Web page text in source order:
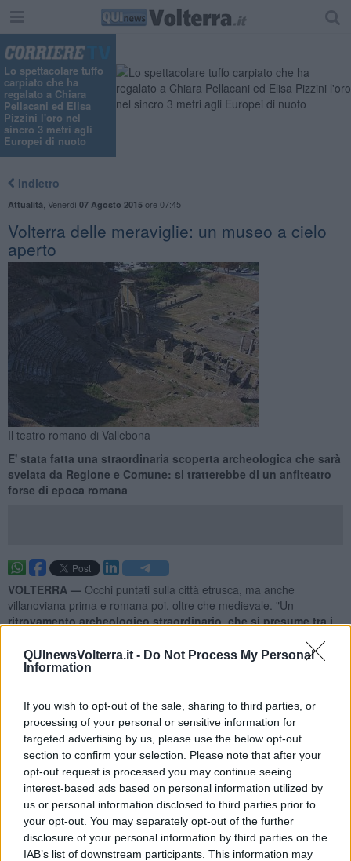
QUInewsVolterra.it - Do Not Process My Personal
Information
If you wish to opt-out of the sale, sharing to third parties, or
processing of your personal or sensitive information for
targeted advertising by us, please use the below opt-out
section to confirm your selection. Please note that after your
opt-out request is processed you may continue seeing
interest-based ads based on personal information utilized by
us or personal information disclosed to third parties prior to
your opt-out. You may separately opt-out of the further
disclosure of your personal information by third parties on the
IAB’s list of downstream participants. This information may
Lo spettacolare tuffo
carpiato che ha
regalato a Chiara
Pellacani ed Elisa
Pizzini l'oro nel
sincro 3 metri agli
Europei di nuoto
Indietro
Attualità Venerdì 07 Agosto 2015ore 07:45
Volterra delle meraviglie: un museo a cielo
aperto
Il teatro romano di Vallebona
E' stata fatta una straordinaria scoperta archeologica che sarà
svelata da Regione e Comune: si tratterebbe di un anfiteatro
forse di epoca romana
VOLTERRA — Occhi puntati sulla città etrusca, ma anche
villanoviana prima e romana poi, oltre che medievale. "Un
ritrovamento archeologico straordinario, che si presume tra i
L'annuncio arriva da Comune e Regione che convocano per oggi, 7
agosto, a Firenze una conferenza stampa per illustrare la scoperta,
sindaco
Marco Buselli , di Andrea Pessina
soprintendente per i
beni archeologici della Toscana e della funzionaria della
SoprintendenzaElena Sorge, insieme aMarco Monaco,
presidente del Consorzio di bonifica 4 Basso Valdarno.
Intanto, però, trapela che potrebbe trattarsi diun anfiteatro molto
antico, quasi certamente di epoca romana, rinvenuto nella zona
di Porta Diana, non lontano dal cimitero comunale.